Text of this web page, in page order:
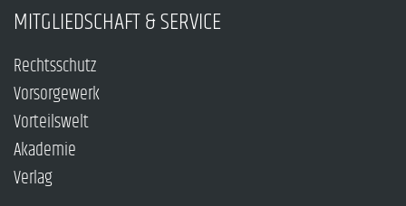
MITGLIEDSCHAFT & SERVICE
Rechtsschutz
Vorsorgewerk
Vorteilswelt
Akademie
Verlag